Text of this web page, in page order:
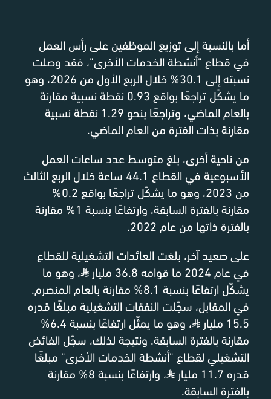
أما بالنسبة إلى توزيع الموظفين على رأس العمل
في قطاع "أنشطة الخدمات الأخرى"، فقد وصلت
نسبته إلى 30.1% خلال الربع الأول من 2026، وهو
ما يشكّل تراجعًا بواقع 0.93 نقطة نسبية مقارنة
بالعام الماضي، وتراجعًا بنحو 1.29 نقطة نسبية
مقارنة بذات الفترة من العام الماضي.
من ناحية أخرى، بلغ متوسط عدد ساعات العمل
الأسبوعية في القطاع 44.1 ساعة خلال الربع الثالث
من 2023، وهو ما يشكّل تراجعًا بواقع 0.2%
مقارنة بالفترة السابقة، وارتفاعًا بنسبة 1% مقارنة
بالفترة ذاتها من عام 2022.
على صعيد آخر، بلغت العائدات التشغيلية للقطاع
في عام 2024 ما قوامه 36.8 مليار
⃁، وهو ما
يشكّل ارتفاعًا بنسبة 8.1% مقارنة بالعام المنصرم.
في المقابل، سجّلت النفقات التشغيلية مبلغًا قدره
15.5 مليار
⃁
، وهو ما يمثّل ارتفاعًا بنسبة 6.4%
مقارنة بالفترة السابقة. ونتيجة لذلك، سجّل الفائض
التشغيلي لقطاع "أنشطة الخدمات الأخرى" مبلغًا
قدره 11.7 مليار
⃁
، وارتفاعًا بنسبة 8% مقارنة
بالفترة السابقة.